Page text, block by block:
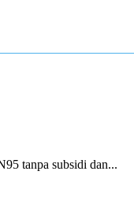
tanpa subsidi dan...